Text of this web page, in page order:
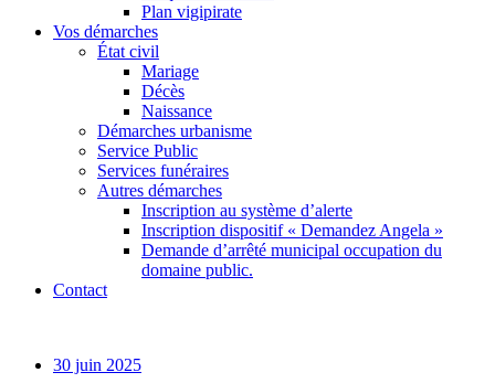
Plan vigipirate
Vos démarches
État civil
Mariage
Décès
Naissance
Démarches urbanisme
Service Public
Services funéraires
Autres démarches
Inscription au système d’alerte
Inscription dispositif « Demandez Angela »
Demande d’arrêté municipal occupation du
domaine public.
Contact
30 juin 2025